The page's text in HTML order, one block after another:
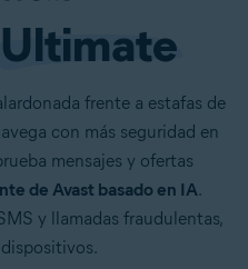
Ultimate
frente a estafas de
con más seguridad en
mensajes y ofertas
de Avast basado en IA.
y llamadas fraudulentas,